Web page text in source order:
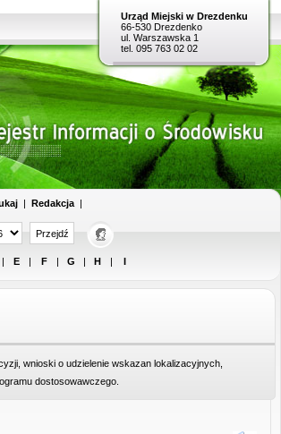
Urząd Miejski w Drezdenku
66-530 Drezdenko
ul. Warszawska 1
tel. 095 763 02 02
| Redakcja |
| E | F | G | H | I
wnioski o udzielenie wskazan lokalizacyjnych,
dostosowawczego.